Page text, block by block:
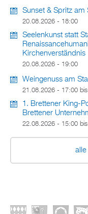
Sunset & Spritz
20.08.2026 - 18:00
Seelenkunst statt
Kirchenverständnis
20.08.2026 - 19:00
Weingenuss am
21.08.2026 - 17:00 bis
1. Brettener King-
Brettener
22.08.2026 - 15:00 bis
alle